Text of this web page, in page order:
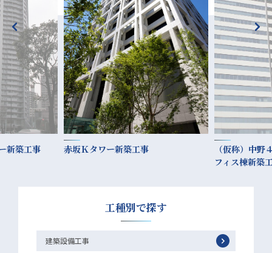
新築工事 赤坂Ｋタワー新築工事
（仮称）中野
フィス棟新築
工種別で探す
建築設備工事